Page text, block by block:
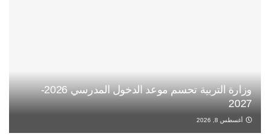
وزارة التربية تحسم موعد الدخول المدرسي 2026-
2027
أغسطس 8, 2026